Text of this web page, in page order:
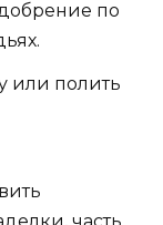
по
или полить